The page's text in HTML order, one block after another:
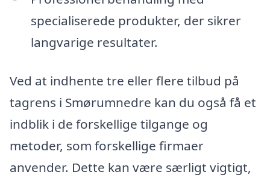
specialiserede produkter, der sikrer
langvarige resultater.
Ved at indhente tre eller flere tilbud på
tagrens i Smørumnedre kan du også få et
indblik i de forskellige tilgange og
metoder, som forskellige firmaer
anvender. Dette kan være særligt vigtigt,